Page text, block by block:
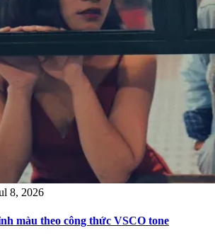
8, 2026
màu theo công thức VSCO tone